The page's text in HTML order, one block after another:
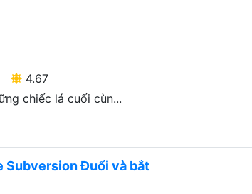
4.67
chiếc lá cuối cùn...
Subversion Đuổi và bắt